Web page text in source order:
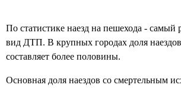
По статистике наезд на пешехода - самый
вид ДТП. В крупных городах доля
составляет более половины.
Основная доля наездов со смертельным